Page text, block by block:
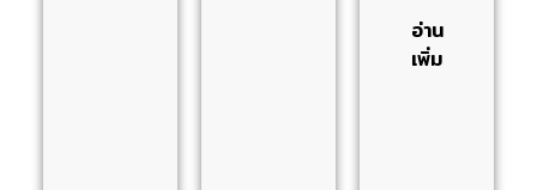
อ่าน
เพิ่ม